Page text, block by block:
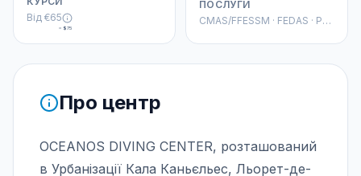
Від €65
≈ $75
ПОСЛУГИ
CMAS/FFESSM · FEDAS · PADI
Про центр
OCEANOS DIVING CENTER, розташований
в Урбанізації Кала Каньєльес, Льорет-де-